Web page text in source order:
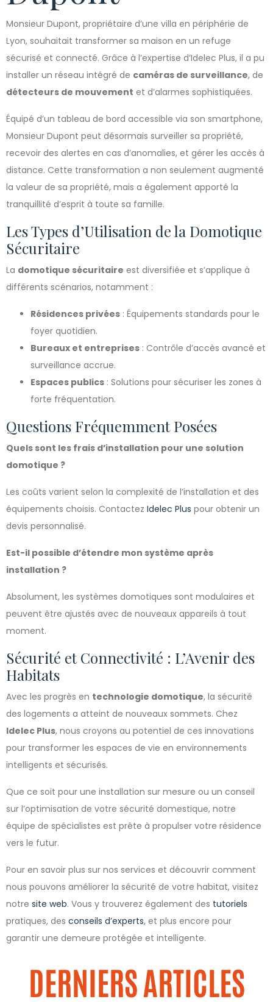
Monsieur Dupont, propriétaire d’une villa en périphérie de
Lyon, souhaitait transformer sa maison en un refuge
sécurisé et connecté. Grâce à l’expertise d’Idelec Plus, il a pu
installer un réseau intégré de caméras de surveillance, de
détecteurs de mouvement et d’alarmes sophistiquées.
Équipé d’un tableau de bord accessible via son smartphone,
Monsieur Dupont peut désormais surveiller sa propriété,
recevoir des alertes en cas d’anomalies, et gérer les accès à
distance. Cette transformation a non seulement augmenté
la valeur de sa propriété, mais a également apporté la
tranquillité d’esprit à toute sa famille.
Les Types d’Utilisation de la Domotique
Sécuritaire
La domotique sécuritaire est diversifiée et s’applique à
différents scénarios, notamment :
Résidences privées : Équipements standards pour le
foyer quotidien.
Bureaux et entreprises : Contrôle d’accès avancé et
surveillance accrue.
Espaces publics : Solutions pour sécuriser les zones à
forte fréquentation.
Questions Fréquemment Posées
Quels sont les frais d’installation pour une solution
domotique ?
Les coûts varient selon la complexité de l’installation et des
équipements choisis. Contactez Idelec Plus pour obtenir un
devis personnalisé.
Est-il possible d’étendre mon système après
installation ?
Absolument, les systèmes domotiques sont modulaires et
peuvent être ajustés avec de nouveaux appareils à tout
moment.
Sécurité et Connectivité : L’Avenir des
Habitats
Avec les progrès en technologie domotique, la sécurité
des logements a atteint de nouveaux sommets. Chez
Idelec Plus, nous croyons au potentiel de ces innovations
pour transformer les espaces de vie en environnements
intelligents et sécurisés.
Que ce soit pour une installation sur mesure ou un conseil
sur l’optimisation de votre sécurité domestique, notre
équipe de spécialistes est prête à propulser votre résidence
vers le futur.
Pour en savoir plus sur nos services et découvrir comment
nous pouvons améliorer la sécurité de votre habitat, visitez
notre site web. Vous y trouverez également des tutoriels
pratiques, des conseils d’experts, et plus encore pour
garantir une demeure protégée et intelligente.
DERNIERS ARTICLES